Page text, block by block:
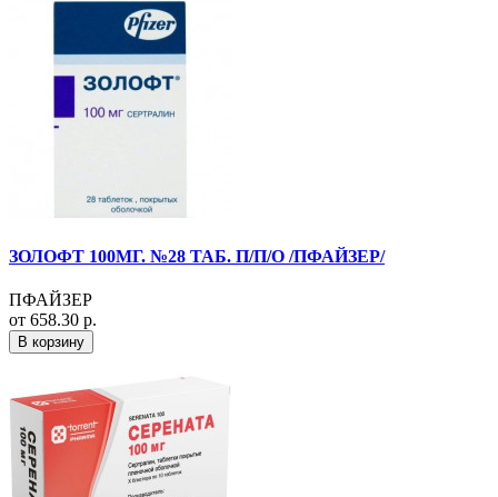
ЗОЛОФТ 100МГ. №28 ТАБ. П/П/О /ПФАЙЗЕР/
ПФАЙЗЕР
от 658.30 р.
В корзину